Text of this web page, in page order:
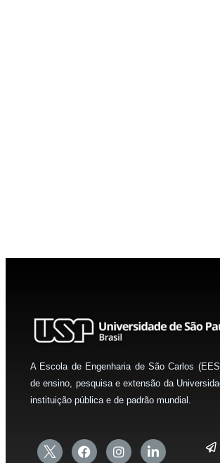
A Escola de Engenharia de São Carlos
de ensino, pesquisa e extensão da
instituição pública e de padrão mundial.